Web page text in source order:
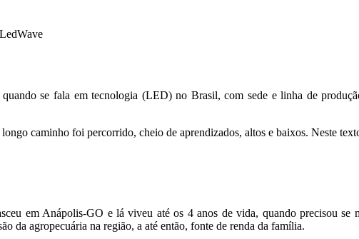
LedWave
se fala em tecnologia (LED) no Brasil, com sede e linha de
caminho foi percorrido, cheio de aprendizados, altos e baixos. Neste
em Anápolis-GO e lá viveu até os 4 anos de vida, quando precisou
da agropecuária na região, a até então, fonte de renda da família.